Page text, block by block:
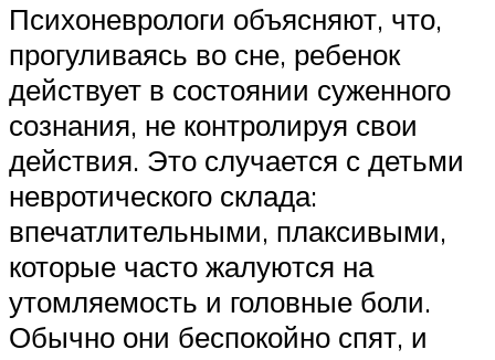
Психоневрологи объясняют, что,
прогуливаясь во сне, ребенок
действует в состоянии суженного
сознания, не контролируя свои
действия. Это случается с детьми
невротического склада:
впечатлительными, плаксивыми,
которые часто жалуются на
утомляемость и головные боли.
Обычно они беспокойно спят, и